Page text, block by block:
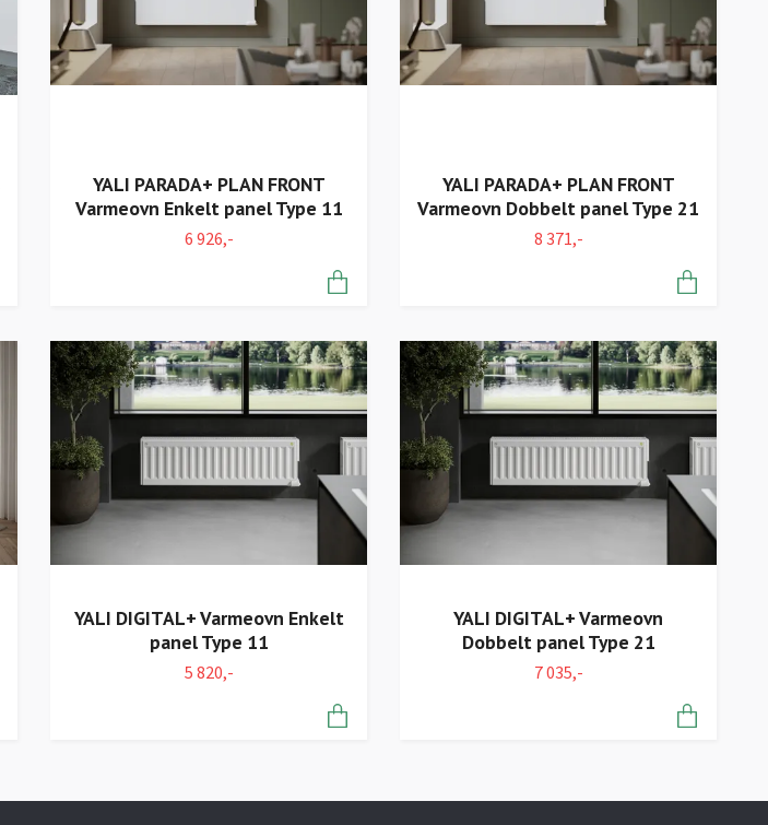
YALI PARADA+ PLAN FRONT
Varmeovn Enkelt panel Type 11
6 926,-
YALI PARADA+ PLAN FRONT
Varmeovn Dobbelt panel Type 21
8 371,-
YALI DIGITAL+ Varmeovn Enkelt
panel Type 11
5 820,-
YALI DIGITAL+ Varmeovn
Dobbelt panel Type 21
7 035,-